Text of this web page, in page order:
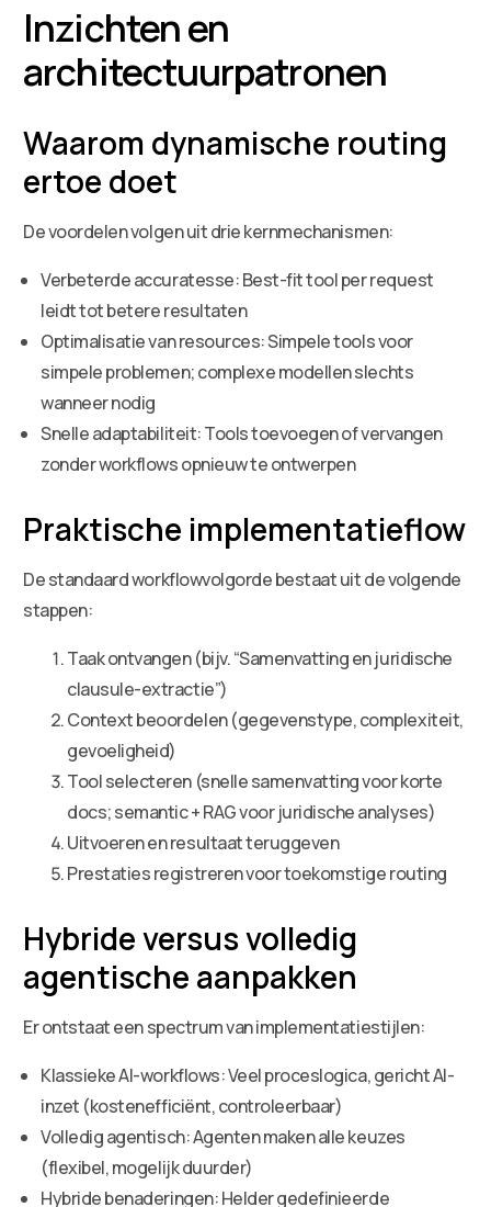
Inzichten en
architectuurpatronen
Waarom dynamische routing
ertoe doet
De voordelen volgen uit drie kernmechanismen:
Verbeterde accuratesse: Best-fit tool per request
leidt tot betere resultaten
Optimalisatie van resources: Simpele tools voor
simpele problemen; complexe modellen slechts
wanneer nodig
Snelle adaptabiliteit: Tools toevoegen of vervangen
zonder workflows opnieuw te ontwerpen
Praktische implementatieflow
De standaard workflowvolgorde bestaat uit de volgende
stappen:
Taak ontvangen (bijv. “Samenvatting en juridische
clausule-extractie”)
Context beoordelen (gegevenstype, complexiteit,
gevoeligheid)
Tool selecteren (snelle samenvatting voor korte
docs; semantic + RAG voor juridische analyses)
Uitvoeren en resultaat teruggeven
Prestaties registreren voor toekomstige routing
Hybride versus volledig
agentische aanpakken
Er ontstaat een spectrum van implementatiestijlen:
Klassieke AI-workflows: Veel proceslogica, gericht AI-
inzet (kostenefficiënt, controleerbaar)
Volledig agentisch: Agenten maken alle keuzes
(flexibel, mogelijk duurder)
Hybride benaderingen: Helder gedefinieerde